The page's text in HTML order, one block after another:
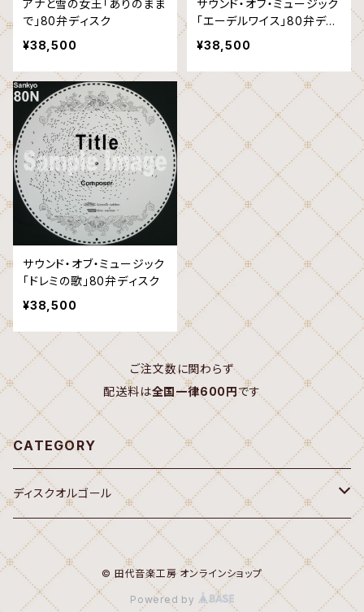
アナと雪の女王「ありのまま
で」80弁ディスク
¥38,500
サウンド・オブ・ミュージック
「エーデルワイス」80弁ディ
スク
¥38,500
サウンド・オブ・ミュージック
「ドレミの歌」80弁ディスク
¥38,500
ご注文数に関わらず
配送料は全国一律600円です
CATEGORY
ディスクオルゴール
オルゴール
20弁ディスク(Sankyo,Rhythm 7")
© 田代音楽工房 オンラインショップ
Powered by